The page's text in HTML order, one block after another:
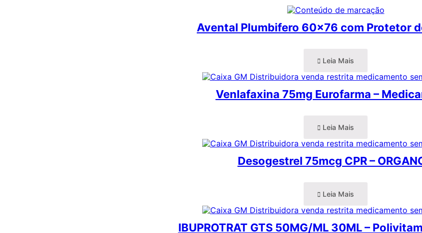
Avental Plumbifero 60×76 com Protetor
Leia Mais
Venlafaxina 75mg Eurofarma –
Leia Mais
Desogestrel 75mcg CPR –
Leia Mais
IBUPROTRAT GTS 50MG/ML 30ML –